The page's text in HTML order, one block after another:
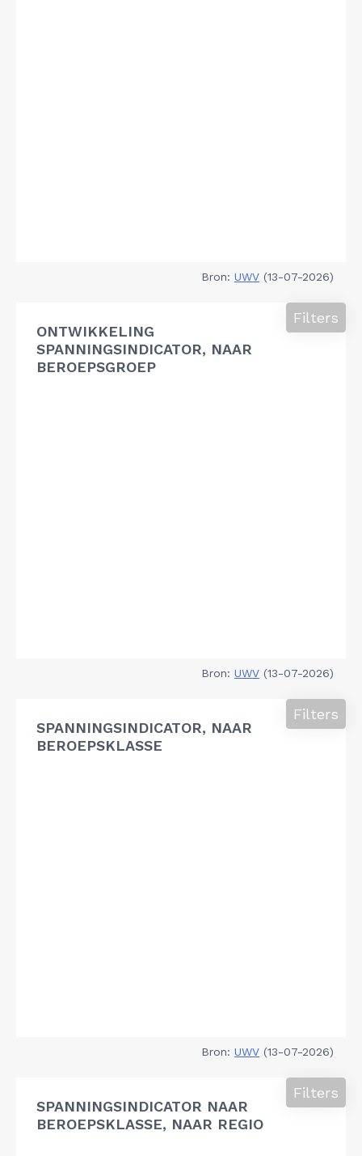
Bron: UWV (13-07-2026)
ONTWIKKELING
SPANNINGSINDICATOR, NAAR
BEROEPSGROEP
Filters
Bron: UWV (13-07-2026)
SPANNINGSINDICATOR, NAAR
BEROEPSKLASSE
Filters
Bron: UWV (13-07-2026)
SPANNINGSINDICATOR NAAR
BEROEPSKLASSE, NAAR REGIO
Filters